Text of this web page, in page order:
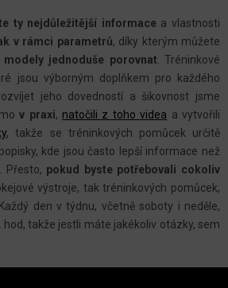
C
Í
P
R
V
K
Y
V
Ý
P
I
U
ty nejdůležitější informacea vlastnosti
v rámci parametrů, díky kterým můžete
modely jednoduše porovnat . Tréninkové
jsou výborným doplňkem pro každého
jeho dovedností a šikovnost jsme
v praxi, natočili z toho videa a vytvořili
, takže se tréninkových pomůcek určitě
kde jsou často lepší informace než
Přesto, pokud byste potřebovali cokoliv
výstroje, tak tréninkových pomůcek,
Každý den v týdnu, včetně soboty i neděle,
takže jestli máte jakékoliv otázky, sem